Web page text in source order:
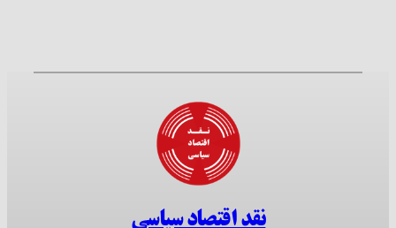
نقد اقتصاد سیاسی